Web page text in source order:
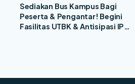
Sediakan Bus Kampus Bagi
Peserta & Pengantar! Begini
Fasilitas UTBK & Antisipasi IPB